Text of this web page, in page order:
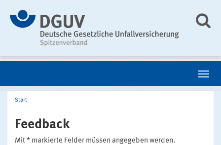
Start
Feedback
Mit * markierte Felder müssen angegeben werden.